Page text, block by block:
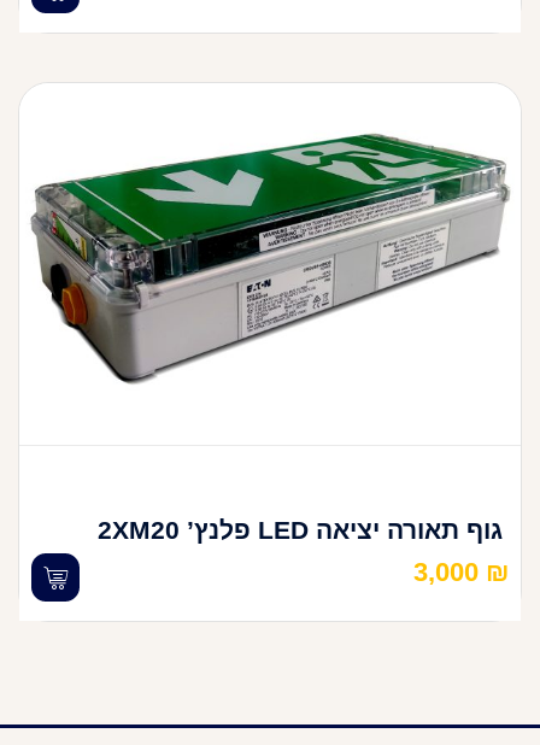
גוף תאורה יציאה LED פלנץ’ 2XM20
3,000 ₪